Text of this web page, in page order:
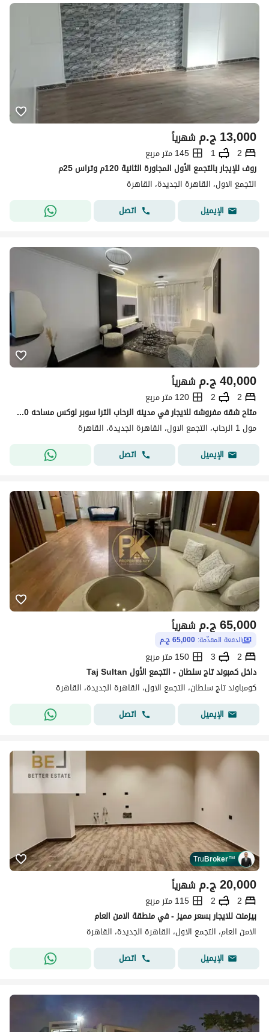
ج.م13,000 شهرياً
2
1
145 متر مربع
روف للإيجار بالتجمع الأول المجاورة الثانية 120م وتراس 25م
التجمع الاول، القاهرة الجديدة، القاهرة
الإيميل
اتصل
ج.م40,000 شهرياً
2
2
120 متر مربع
متاح شقه مفروشه للايجار في مدينه الرحاب الترا سوبر لوكس مساحه 120 متر بجوار افنيو مول مباشره
مول 1 الرحاب، التجمع الاول، القاهرة الجديدة، القاهرة
الإيميل
اتصل
ج.م65,000 شهرياً
الدفعة المقدّمة: 65,000 ج.م
2
3
150 متر مربع
داخل كمبوند تاج سلطان - التجمع الأول Taj Sultan
كومباوند تاج سلطان، التجمع الاول، القاهرة الجديدة، القاهرة
الإيميل
اتصل
TruBroker™
ج.م20,000 شهرياً
2
2
115 متر مربع
بيزمنت للايجار بسعر مميز - في منطقة الامن العام
الامن العام، التجمع الاول، القاهرة الجديدة، القاهرة
الإيميل
اتصل